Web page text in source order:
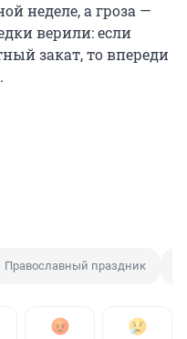
неделе, а гроза —
верили: если
закат, то впереди
Православный праздник